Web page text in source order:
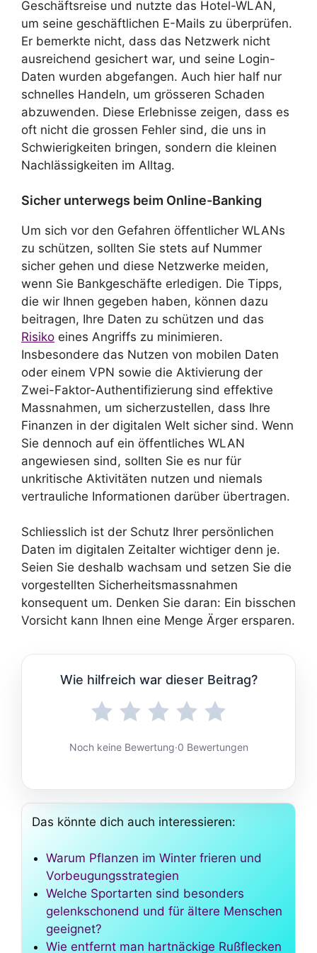
Geschäftsreise und nutzte das Hotel-WLAN,
um seine geschäftlichen E-Mails zu überprüfen.
Er bemerkte nicht, dass das Netzwerk nicht
ausreichend gesichert war, und seine Login-
Daten wurden abgefangen. Auch hier half nur
schnelles Handeln, um grösseren Schaden
abzuwenden. Diese Erlebnisse zeigen, dass es
oft nicht die grossen Fehler sind, die uns in
Schwierigkeiten bringen, sondern die kleinen
Nachlässigkeiten im Alltag.
Sicher unterwegs beim Online-Banking
Um sich vor den Gefahren öffentlicher WLANs
zu schützen, sollten Sie stets auf Nummer
sicher gehen und diese Netzwerke meiden,
wenn Sie Bankgeschäfte erledigen. Die Tipps,
die wir Ihnen gegeben haben, können dazu
beitragen, Ihre Daten zu schützen und das
Risiko eines Angriffs zu minimieren.
Insbesondere das Nutzen von mobilen Daten
oder einem VPN sowie die Aktivierung der
Zwei-Faktor-Authentifizierung sind effektive
Massnahmen, um sicherzustellen, dass Ihre
Finanzen in der digitalen Welt sicher sind. Wenn
Sie dennoch auf ein öffentliches WLAN
angewiesen sind, sollten Sie es nur für
unkritische Aktivitäten nutzen und niemals
vertrauliche Informationen darüber übertragen.
Schliesslich ist der Schutz Ihrer persönlichen
Daten im digitalen Zeitalter wichtiger denn je.
Seien Sie deshalb wachsam und setzen Sie die
vorgestellten Sicherheitsmassnahmen
konsequent um. Denken Sie daran: Ein bisschen
Vorsicht kann Ihnen eine Menge Ärger ersparen.
Wie hilfreich war dieser Beitrag?
Noch keine Bewertung·0 Bewertungen
Das könnte dich auch interessieren:
Warum Pflanzen im Winter frieren und
Vorbeugungsstrategien
Welche Sportarten sind besonders
gelenkschonend und für ältere Menschen
geeignet?
Wie entfernt man hartnäckige Rußflecken